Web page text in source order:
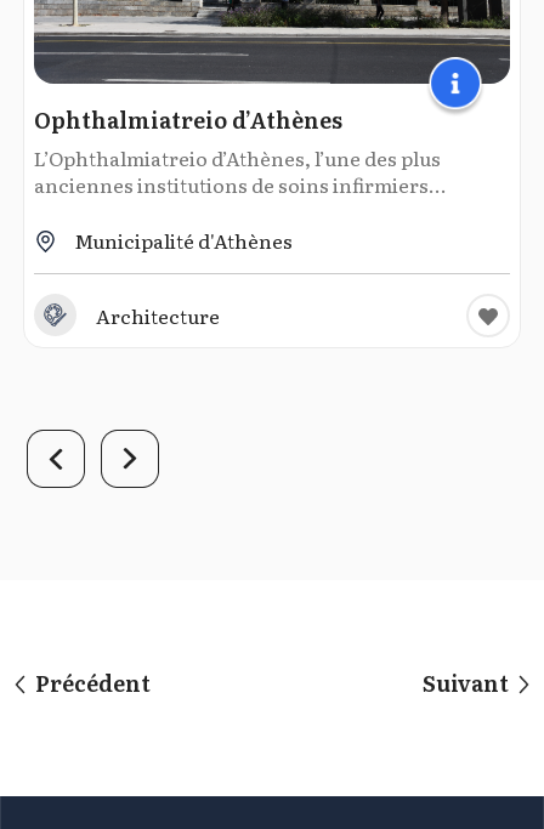
Ophthalmiatreio d’Athènes
L’Ophthalmiatreio d’Athènes, l’une des plus
anciennes institutions de soins infirmiers...
Municipalité d'Athènes
Architecture
Précédent Suivant